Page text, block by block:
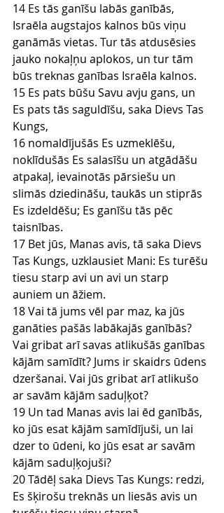
14 Es tās ganīšu labās ganībās,
Israēla augstajos kalnos būs viņu
ganāmās vietas. Tur tās atdusēsies
jauko nokaļņu aplokos, un tur tām
būs treknas ganības Israēla kalnos.
15 Es pats būšu Savu avju gans, un
Es pats tās saguldīšu, saka Dievs Tas
Kungs,
16 nomaldījušās Es uzmeklēšu,
noklīdušās Es salasīšu un atgādāšu
atpakaļ, ievainotās pārsiešu un
slimās dziedināšu, taukās un stiprās
Es izdeldēšu; Es ganīšu tās pēc
taisnības.
17 Bet jūs, Manas avis, tā saka Dievs
Tas Kungs, uzklausiet Mani: Es turēšu
tiesu starp avi un avi un starp
auniem un āžiem.
18 Vai tā jums vēl par maz, ka jūs
ganāties pašās labākajās ganībās?
Vai gribat arī savas atlikušās ganības
kājām samīdīt? Jums ir skaidrs ūdens
dzeršanai. Vai jūs gribat arī atlikušo
ar savām kājām saduļķot?
19 Un tad Manas avis lai ēd ganībās,
ko jūs esat kājām samīdījuši, un lai
dzer to ūdeni, ko jūs esat ar savām
kājām saduļķojuši?
20 Tādēļ saka Dievs Tas Kungs: redzi,
Es šķirošu treknās un liesās avis un